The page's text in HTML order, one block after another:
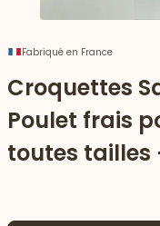
Fabriqué en France
Croquettes
Poulet frais
toutes tailles